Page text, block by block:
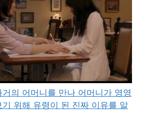
의 어머니를 만나 어머니가 영영
위해 유령이 된 진짜 이유를 알